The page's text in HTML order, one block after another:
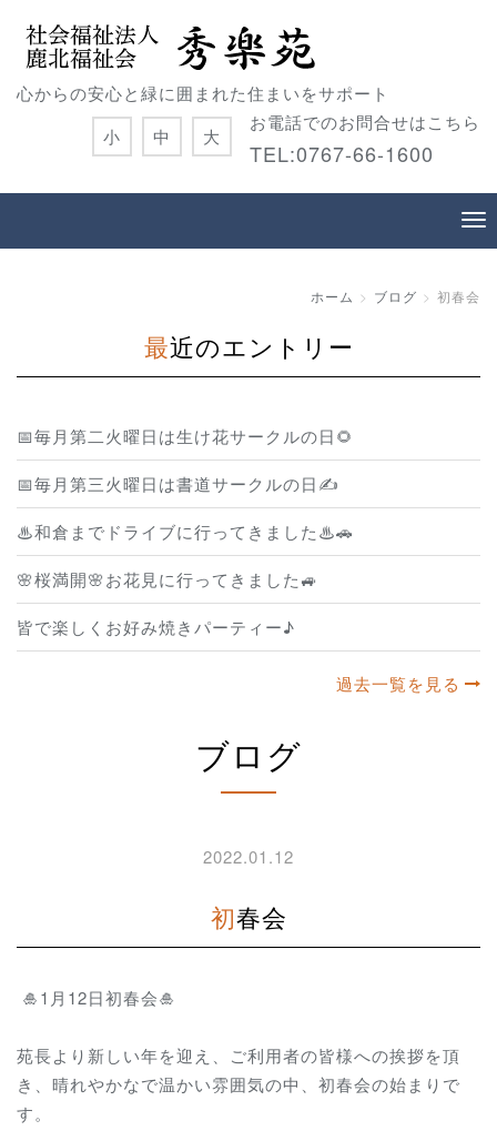
心からの安心と緑に囲まれた住まいをサポート
お電話でのお問合せはこちら
TEL:0767-66-1600
小 中 大
ホーム ブログ 初春会
最近のエントリー
📅毎月第二火曜日は生け花サークルの日🌻
📅毎月第三火曜日は書道サークルの日✍️
♨和倉までドライブに行ってきました♨🚗
🌸桜満開🌸お花見に行ってきました🚙
皆で楽しくお好み焼きパーティー♪
過去一覧を見る
ブログ
2022.01.12
初春会
🎍1月12日初春会🎍
苑長より新しい年を迎え、ご利用者の皆様への挨拶を頂
き、晴れやかなで温かい雰囲気の中、初春会の始まりで
す。